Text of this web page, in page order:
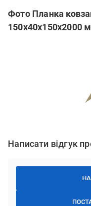
Фото Планка
150х40х150х2000
Написати відгук